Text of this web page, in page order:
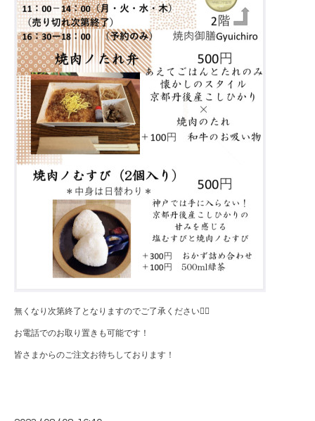
無くなり次第終了となりますのでご了承ください🙇‍♂️
お電話でのお取り置きも可能です！
皆さまからのご注文お待ちしております！